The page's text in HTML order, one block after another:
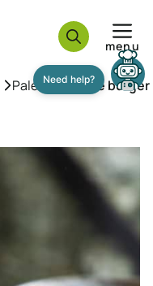
menu
»Paleo»Griekse burger